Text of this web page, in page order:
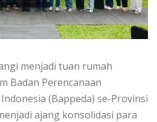
menjadi tuan rumah
Badan Perencanaan
(Bappeda) se-Provinsi
ajang konsolidasi para